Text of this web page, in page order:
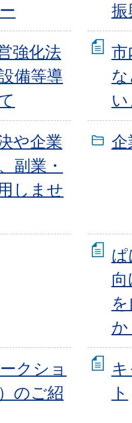
振
強化法
備等導
市
や企業
副業・
しませ
企
クショ
のご紹
ト